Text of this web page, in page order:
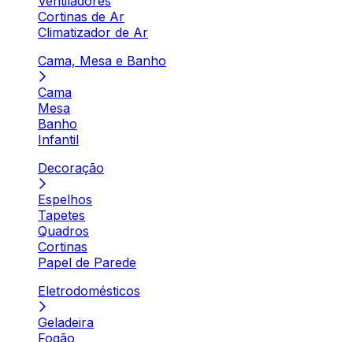
Cortinas de Ar
Climatizador de Ar
Cama, Mesa e Banho
Cama
Mesa
Banho
Infantil
Decoração
Espelhos
Tapetes
Quadros
Cortinas
Papel de Parede
Eletrodomésticos
Geladeira
Fogão